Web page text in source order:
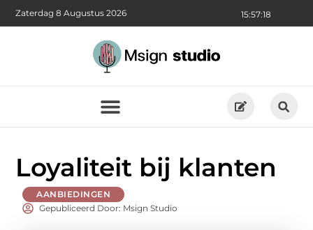
15:57:20
Zaterdag 8 Augustus 2026
Loyaliteit bij klanten
AANBIEDINGEN
Gepubliceerd Door: Msign Studio